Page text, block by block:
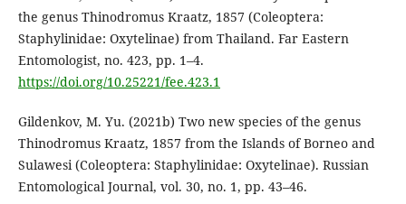
the genus Thinodromus Kraatz, 1857 (Coleoptera:
Staphylinidae: Oxytelinae) from Thailand. Far Eastern
Entomologist, no. 423, pp. 1–4.
https://doi.org/10.25221/fee.423.1
Gildenkov, M. Yu. (2021b) Two new species of the genus
Thinodromus Kraatz, 1857 from the Islands of Borneo and
Sulawesi (Coleoptera: Staphylinidae: Oxytelinae). Russian
Entomological Journal, vol. 30, no. 1, pp. 43–46.